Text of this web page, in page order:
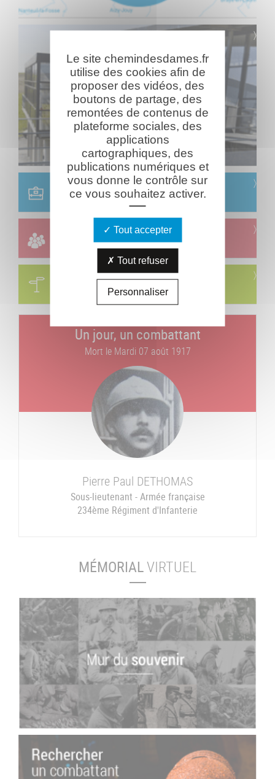
Scolaire
Réservation & informations
Groupes
Réservation & informations
Circuits
Visites & parcours thématiques
Un jour, un combattant
Mort le Mardi 07 août 1917
Pierre Paul DETHOMAS
Sous-lieutenant - Armée française
234ème Régiment d'Infanterie
MÉMORIALVIRTUEL
Le site chemindesdames.fr
utilise des cookies afin de
proposer des vidéos, des
boutons de partage, des
remontées de contenus de
plateforme sociales, des
applications
cartographiques, des
publications numériques et
vous donne le contrôle sur
ce vous souhaitez activer.
Tout accepter
Tout refuser
Personnaliser